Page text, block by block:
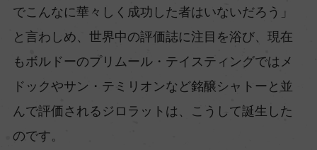
でこんなに華々しく成功した者はいないだろう」
と言わしめ、世界中の評価誌に注目を浴び、現在
もボルドーのプリムール・テイスティングではメ
ドックやサン・テミリオンなど銘醸シャトーと並
んで評価されるジロラットは、こうして誕生した
のです。